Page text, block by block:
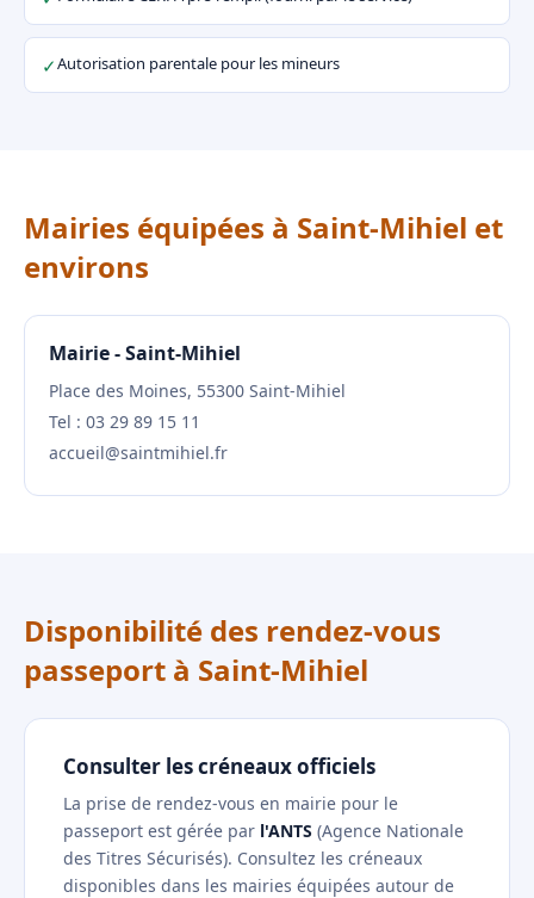
✓Autorisation parentale pour les mineurs
Mairies équipées à Saint-Mihiel et
environs
Mairie - Saint-Mihiel
Place des Moines, 55300 Saint-Mihiel
Tel : 03 29 89 15 11
accueil@saintmihiel.fr
Disponibilité des rendez-vous
passeport à Saint-Mihiel
Consulter les créneaux officiels
La prise de rendez-vous en mairie pour le
passeport est gérée par l'ANTS (Agence Nationale
des Titres Sécurisés). Consultez les créneaux
disponibles dans les mairies équipées autour de